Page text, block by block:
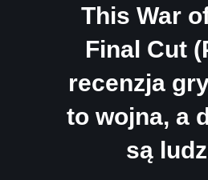
This War
Final Cut
recenzja
to wojna, a
są